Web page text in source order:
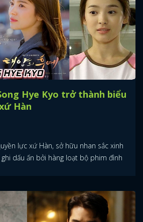
Hye Kyo trở thành biểu
Hàn
lực xứ Hàn, sở hữu nhan sắc xinh
dấu ấn bởi hàng loạt bộ phim đình